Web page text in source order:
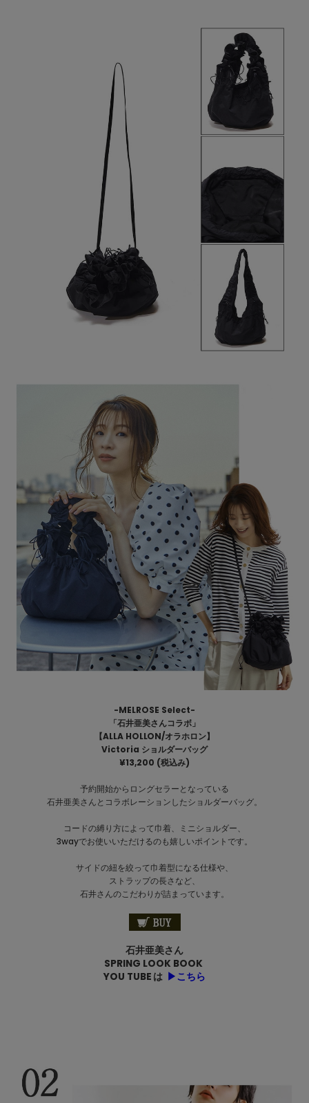
-MELROSE Select-
「石井亜美さんコラボ」
【ALLA HOLLON/オラホロン】
Victoria ショルダーバッグ
¥13,200 (税込み)
予約開始からロングセラーとなっている
石井亜美さんとコラボレーションしたショルダーバッグ。
コードの縛り方によって巾着、ミニショルダー、
3wayでお使いいただけるのも嬉しいポイントです。
サイドの紐を絞って巾着型になる仕様や、
ストラップの長さなど、
石井さんのこだわりが詰まっています。
石井亜美さん
SPRING LOOK BOOK
YOU TUBE は ▶こちら